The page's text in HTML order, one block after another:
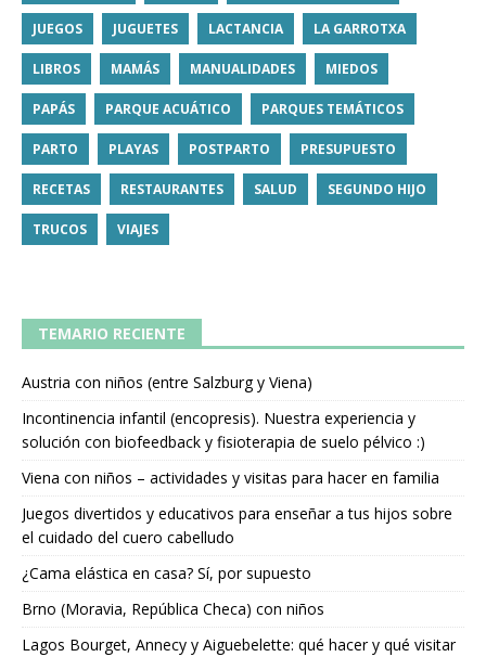
JUEGOS JUGUETES LACTANCIA LA GARROTXA
LIBROS MAMÁS MANUALIDADES MIEDOS
PAPÁS PARQUE ACUÁTICO PARQUES TEMÁTICOS
PARTO PLAYAS POSTPARTO PRESUPUESTO
RECETAS RESTAURANTES SALUD SEGUNDO HIJO
TRUCOS VIAJES
TEMARIO RECIENTE
Austria con niños (entre Salzburg y Viena)
Incontinencia infantil (encopresis). Nuestra experiencia y
solución con biofeedback y fisioterapia de suelo pélvico :)
Viena con niños – actividades y visitas para hacer en familia
Juegos divertidos y educativos para enseñar a tus hijos sobre
el cuidado del cuero cabelludo
¿Cama elástica en casa? Sí, por supuesto
Brno (Moravia, República Checa) con niños
Lagos Bourget, Annecy y Aiguebelette: qué hacer y qué visitar